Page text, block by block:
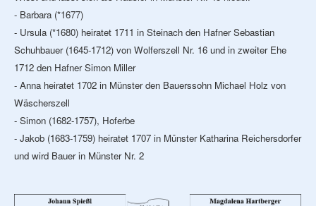
- Barbara (*1677)
- Ursula (*1680) heiratet 1711 in Steinach den Hafner Sebastian
Schuhbauer (1645-1712) von Wolferszell Nr. 16 und in zweiter Ehe
1712 den Hafner Simon Miller
- Anna heiratet 1702 in Münster den Bauerssohn Michael Holz von
Wäscherszell
- Simon (1682-1757), Hoferbe
- Jakob (1683-1759) heiratet 1707 in Münster Katharina Reichersdorfer
und wird Bauer in Münster Nr. 2